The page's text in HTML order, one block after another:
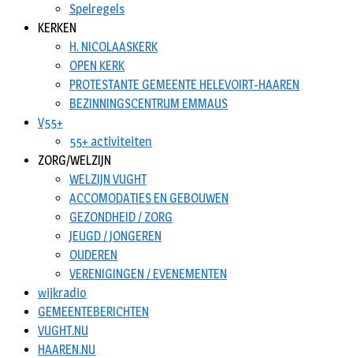
Spelregels
KERKEN
H. NICOLAASKERK
OPEN KERK
PROTESTANTE GEMEENTE HELEVOIRT-HAAREN
BEZINNINGSCENTRUM EMMAUS
V55+
55+ activiteiten
ZORG/WELZIJN
WELZIJN VUGHT
ACCOMODATIES EN GEBOUWEN
GEZONDHEID / ZORG
JEUGD / JONGEREN
OUDEREN
VERENIGINGEN / EVENEMENTEN
wijkradio
GEMEENTEBERICHTEN
VUGHT.NU
HAAREN.NU